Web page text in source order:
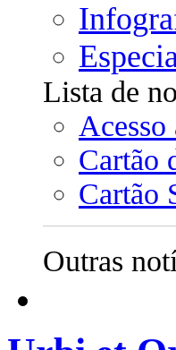
Lista de
Cartão
Cartão
Outras